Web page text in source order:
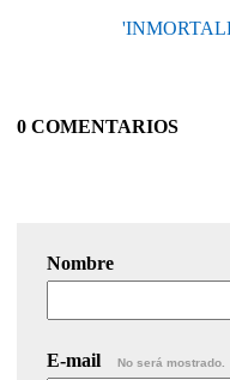
0 COMENTARIOS
Nombre
E-mail No será mostrado.